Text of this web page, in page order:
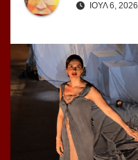
ΙΟΎΛ 6, 2026